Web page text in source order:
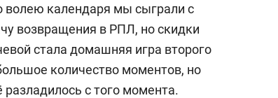
волею календаря мы сыграли с
возвращения в РПЛ, но скидки
стала домашняя игра второго
количество моментов, но
с того момента.